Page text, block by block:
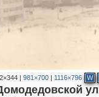
| 981×700| 1116×796 W
2